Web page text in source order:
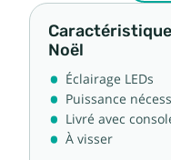
Noël
Éclairage LEDs
Puissance
Livré avec
À visser